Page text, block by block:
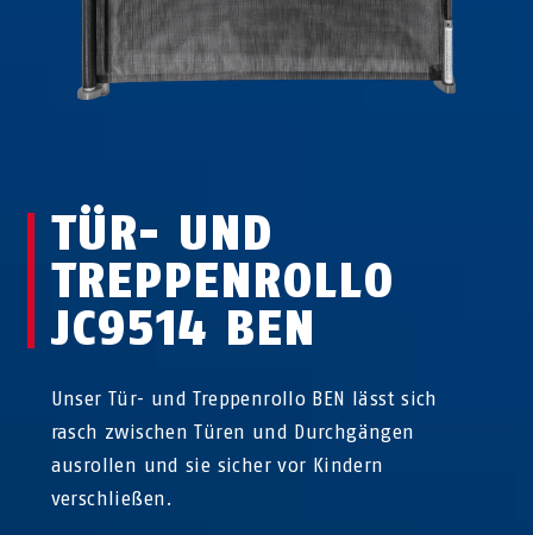
TÜR- UND
TREPPENROLLO
JC9514 BEN
Unser Tür- und Treppenrollo BEN lässt sich
rasch zwischen Türen und Durchgängen
ausrollen und sie sicher vor Kindern
verschließen.